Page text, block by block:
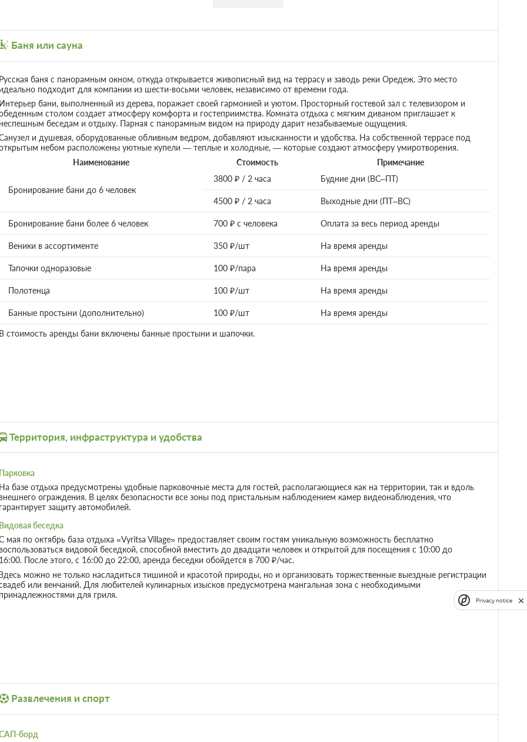
Баня или сауна
баня с панорамным окном, откуда открывается живописный вид на террасу и заводь реки Оредеж. Это место
подходит для компании из шести-восьми человек, независимо от времени года.
бани, выполненный из дерева, поражает своей гармонией и уютом. Просторный гостевой зал с телевизором и
столом создает атмосферу комфорта и гостеприимства. Комната отдыха с мягким диваном приглашает к
беседам и отдыху. Парная с панорамным видом на природу дарит незабываемые ощущения.
и душевая, оборудованные обливным ведром, добавляют изысканности и удобства. На собственной террасе под
небом расположены уютные купели — теплые и холодные, — которые создают атмосферу умиротворения.
Наименование
Стоимость Примечание
Бронирование бани до 6 человек
3800 ₽ / 2 часа Будние дни (ВС–ПТ)
4500 ₽ / 2 часа Выходные дни (ПТ–ВС)
Бронирование бани более 6 человек 700 ₽ с человека Оплата за весь период аренды
Веники в ассортименте 350 ₽/шт На время аренды
Тапочки одноразовые 100 ₽/пара На время аренды
Полотенца 100 ₽/шт На время аренды
Банные простыни (дополнительно) 100 ₽/шт На время аренды
стоимость аренды бани включены банные простыни и шапочки.
Территория, инфраструктура и удобства
базе отдыха предусмотрены удобные парковочные места для гостей, располагающиеся как на территории, так и вдоль
ограждения. В целях безопасности все зоны под пристальным наблюдением камер видеонаблюдения, что
защиту автомобилей.
беседка
мая по октябрь база отдыха «Vyritsa Village» предоставляет своим гостям уникальную возможность бесплатно
видовой беседкой, способной вместить до двадцати человек и открытой для посещения с 10:00 до
После этого, с 16:00 до 22:00, аренда беседки обойдется в 700 ₽/час.
можно не только насладиться тишиной и красотой природы, но и организовать торжественные выездные регистрации
или венчаний. Для любителей кулинарных изысков предусмотрена мангальная зона с необходимыми
для гриля.
Развлечения и спорт
борд
Privacy notice